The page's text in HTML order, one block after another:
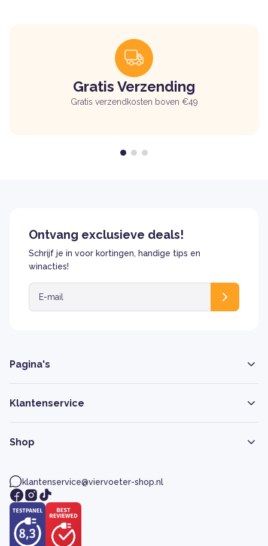
Gratis Verzending
Gratis verzendkosten boven €49
Pagina's
Klantenservice
Shop
Ontvang exclusieve deals!
Schrijf je in voor kortingen, handige tips en
winacties!
klantenservice@viervoeter-shop.nl